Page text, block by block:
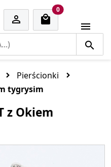

0cart items

Pierścionki
tygrysim
z Okiem